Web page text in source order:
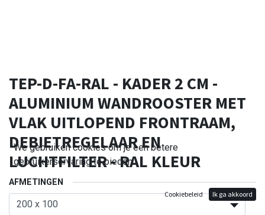
TEP-D-FA-RAL - KADER 2 CM -
ALUMINIUM WANDROOSTER MET
VLAK UITLOPEND FRONTRAAM,
DEBIETREGELAAR EN
LUCHTFILTER - RAL KLEUR
AFMETINGEN
We gebruiken cookies om je een betere
gebruikerservaring te bieden.
Cookiebeleid Ik ga akkoord